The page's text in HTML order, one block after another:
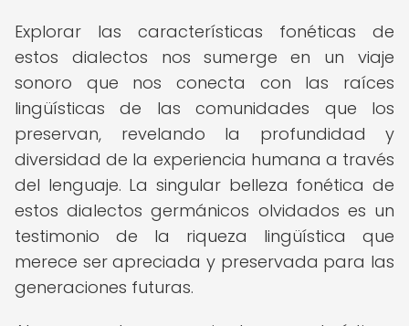
Explorar las características fonéticas de
estos dialectos nos sumerge en un viaje
sonoro que nos conecta con las raíces
lingüísticas de las comunidades que los
preservan, revelando la profundidad y
diversidad de la experiencia humana a través
del lenguaje. La singular belleza fonética de
estos dialectos germánicos olvidados es un
testimonio de la riqueza lingüística que
merece ser apreciada y preservada para las
generaciones futuras.